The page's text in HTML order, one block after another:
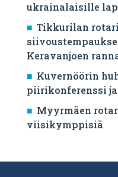
ukrainalaisille
Tikkurilan
Keravanjoen
Kuvernöörin
piirikonferenssi
Myyrmäen
viisikymppisiä